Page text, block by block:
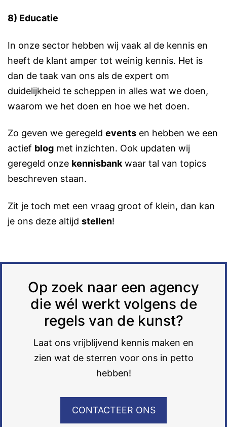
8) Educatie
In onze sector hebben wij vaak al de kennis en
heeft de klant amper tot weinig kennis. Het is
dan de taak van ons als de expert om
duidelijkheid te scheppen in alles wat we doen,
waarom we het doen en hoe we het doen.
Zo geven we geregeld events en hebben we een
actief blog met inzichten. Ook updaten wij
geregeld onze kennisbankwaar tal van topics
beschreven staan.
Zit je toch met een vraag groot of klein, dan kan
je ons deze altijd stellen!
Op zoek naar een agency
die wél werkt volgens de
regels van de kunst?
Laat ons vrijblijvend kennis maken en
zien wat de sterren voor ons in petto
hebben!
CONTACTEER ONS